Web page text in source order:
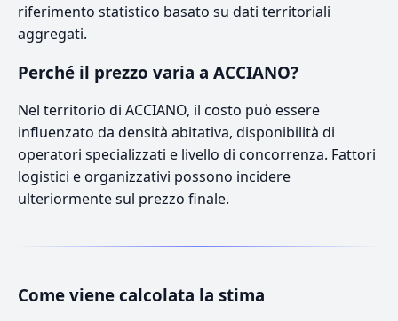
riferimento statistico basato su dati territoriali
aggregati.
Perché il prezzo varia a ACCIANO?
Nel territorio di ACCIANO, il costo può essere
influenzato da densità abitativa, disponibilità di
operatori specializzati e livello di concorrenza. Fattori
logistici e organizzativi possono incidere
ulteriormente sul prezzo finale.
Come viene calcolata la stima